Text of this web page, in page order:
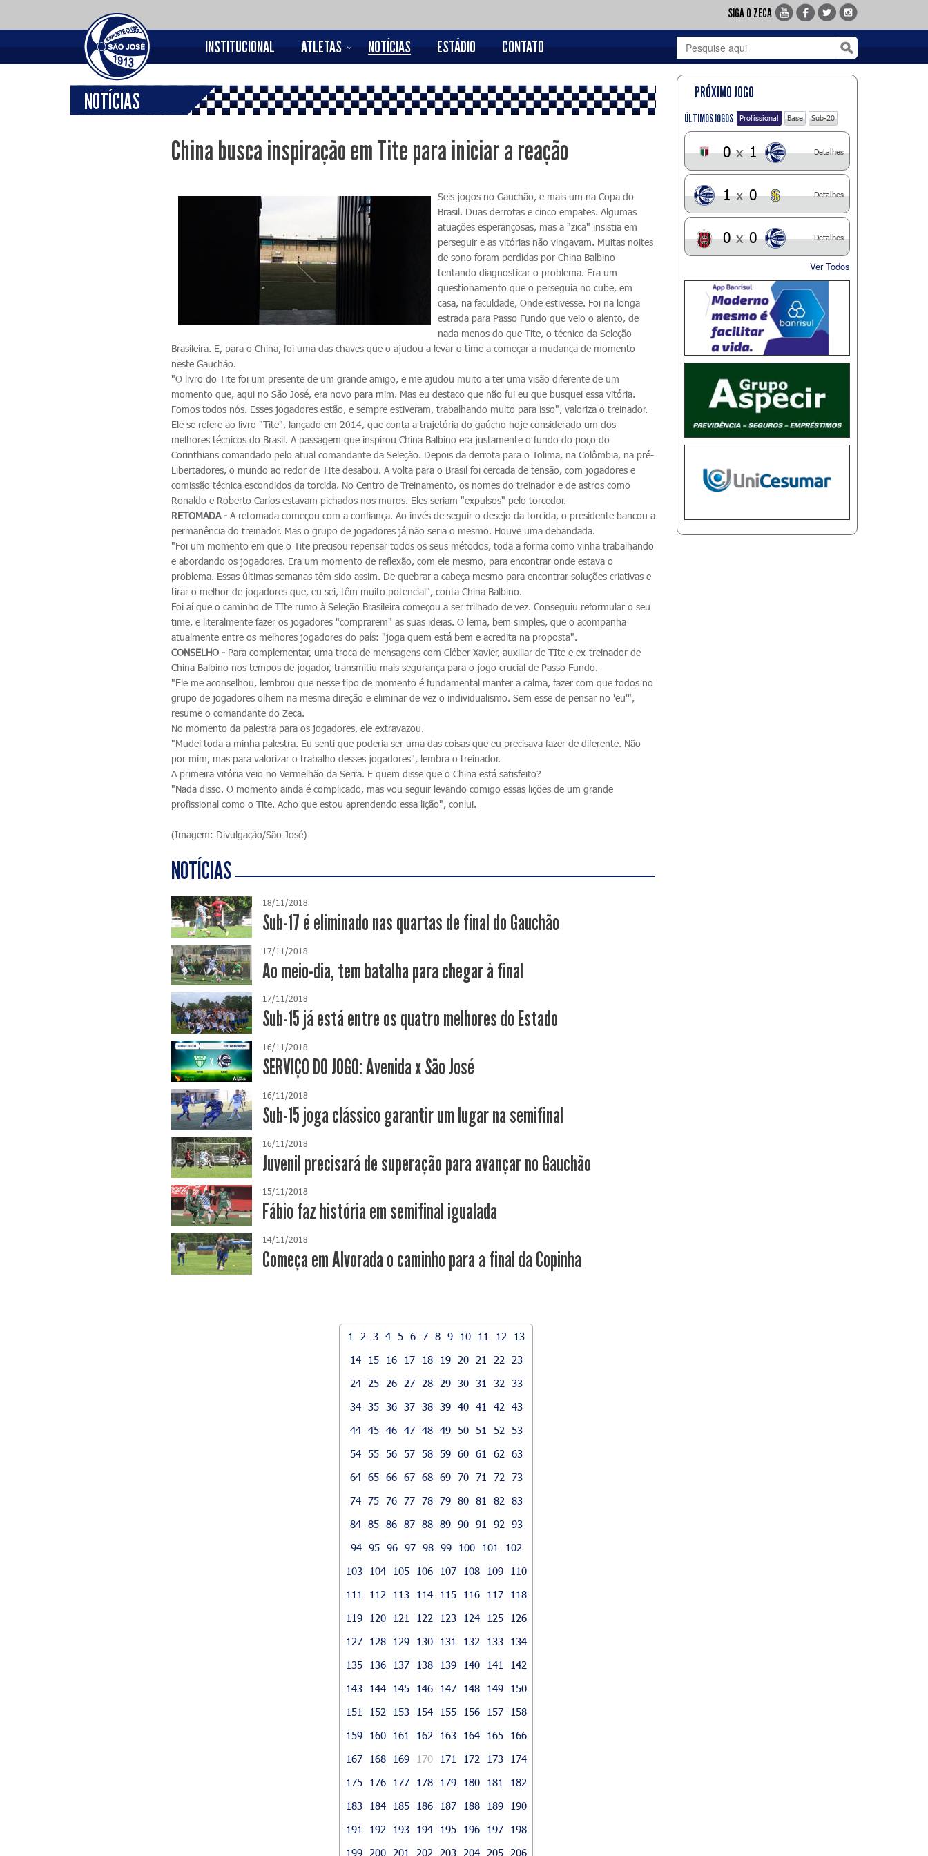
SIGA O ZECA
INSTITUCIONAL ATLETAS NOTÍCIAS ESTÁDIO CONTATO
NOTÍCIAS
China busca inspiração em Tite para iniciar a reação
Seis jogos no Gauchão, e mais um na Copa do
Brasil. Duas derrotas e cinco empates. Algumas
atuações esperançosas, mas a "zica" insistia em
perseguir e as vitórias não vingavam. Muitas noites
de sono foram perdidas por China Balbino
tentando diagnosticar o problema. Era um
questionamento que o perseguia no cube, em
casa, na faculdade, Onde estivesse. Foi na longa
estrada para Passo Fundo que veio o alento, de
nada menos do que Tite, o técnico da Seleção
Brasileira. E, para o China, foi uma das chaves que o ajudou a levar o time a começar a mudança de momento
neste Gauchão.
"O livro do Tite foi um presente de um grande amigo, e me ajudou muito a ter uma visão diferente de um
momento que, aqui no São José, era novo para mim. Mas eu destaco que não fui eu que busquei essa vitória.
Fomos todos nós. Esses jogadores estão, e sempre estiveram, trabalhando muito para isso", valoriza o treinador.
Ele se refere ao livro "Tite", lançado em 2014, que conta a trajetória do gaúcho hoje considerado um dos
melhores técnicos do Brasil. A passagem que inspirou China Balbino era justamente o fundo do poço do
Corinthians comandado pelo atual comandante da Seleção. Depois da derrota para o Tolima, na Colômbia, na pré-
Libertadores, o mundo ao redor de TIte desabou. A volta para o Brasil foi cercada de tensão, com jogadores e
comissão técnica escondidos da torcida. No Centro de Treinamento, os nomes do treinador e de astros como
Ronaldo e Roberto Carlos estavam pichados nos muros. Eles seriam "expulsos" pelo torcedor.
RETOMADA -A retomada começou com a confiança. Ao invés de seguir o desejo da torcida, o presidente bancou a
permanência do treinador. Mas o grupo de jogadores já não seria o mesmo. Houve uma debandada.
"Foi um momento em que o Tite precisou repensar todos os seus métodos, toda a forma como vinha trabalhando
e abordando os jogadores. Era um momento de reflexão, com ele mesmo, para encontrar onde estava o
problema. Essas últimas semanas têm sido assim. De quebrar a cabeça mesmo para encontrar soluções criativas e
tirar o melhor de jogadores que, eu sei, têm muito potencial", conta China Balbino.
Foi aí que o caminho de TIte rumo à Seleção Brasileira começou a ser trilhado de vez. Conseguiu reformular o seu
time, e literalmente fazer os jogadores "comprarem" as suas ideias. O lema, bem simples, que o acompanha
atualmente entre os melhores jogadores do país: "joga quem está bem e acredita na proposta".
CONSELHO - Para complementar, uma troca de mensagens com Cléber Xavier, auxiliar de TIte e ex-treinador de
China Balbino nos tempos de jogador, transmitiu mais segurança para o jogo crucial de Passo Fundo.
"Ele me aconselhou, lembrou que nesse tipo de momento é fundamental manter a calma, fazer com que todos no
grupo de jogadores olhem na mesma direção e eliminar de vez o individualismo. Sem esse de pensar no 'eu'",
resume o comandante do Zeca.
No momento da palestra para os jogadores, ele extravazou.
"Mudei toda a minha palestra. Eu senti que poderia ser uma das coisas que eu precisava fazer de diferente. Não
por mim, mas para valorizar o trabalho desses jogadores", lembra o treinador.
A primeira vitória veio no Vermelhão da Serra. E quem disse que o China está satisfeito?
"Nada disso. O momento ainda é complicado, mas vou seguir levando comigo essas lições de um grande
profissional como o Tite. Acho que estou aprendendo essa lição", conlui.
(Imagem: Divulgação/São José)
NOTÍCIAS
18/11/2018
Sub-17 é eliminado nas quartas de final do Gauchão
17/11/2018
Ao meio-dia, tem batalha para chegar à final
17/11/2018
Sub-15 já está entre os quatro melhores do Estado
16/11/2018
SERVIÇO DO JOGO: Avenida x São José
16/11/2018
Sub-15 joga clássico garantir um lugar na semifinal
16/11/2018
Juvenil precisará de superação para avançar no Gauchão
15/11/2018
Fábio faz história em semifinal igualada
14/11/2018
Começa em Alvorada o caminho para a final da Copinha
1 2 3 4 5 6 7 8 9 10 11 12
13
14
15 16 17 18 19 20 21 22
23
24
25 26 27 28 29 30 31 32
33
34 35 36 37 38 39 40 41 42
43
44 45 46 47 48 49 50 51 52
53
54 55 56 57 58 59 60 61 62
63
64 65 66 67 68 69 70 71 72
73
74 75 76 77 78 79 80 81 82
83
84 85 86 87 88 89 90 91 92
93
94 95 96 97 98 99 100 101
102
103
104 105 106 107 108 109
110
111
112 113 114 115 116 117
118
119
120 121 122 123 124 125
126
127
128 129 130 131 132 133
134
135
136 137 138 139 140 141
142
143
144 145 146 147 148 149
150
151
152 153 154 155 156 157
158
159
160 161 162 163 164 165
166
167
168 169 170 171 172 173
174
175
176 177 178 179 180 181
182
183
184 185 186 187 188 189
190
191
192 193 194 195 196 197
198
199
200 201 202 203 204 205
206
PRÓXIMO JOGO
ÚLTIMOS JOGOS Profissional Base Sub-20
0 x 1 Detalhes
1 x 0 Detalhes
0 x 0 Detalhes
Ver Todos